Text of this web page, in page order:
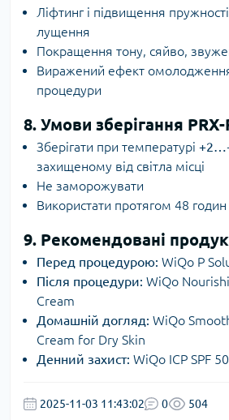
Ліфтинг і підвищення
лущення
Покращення тону, сяйво,
Виражений ефект
процедури
8. Умови зберігання PRX-
Зберігати при температурі
захищеному від світла місці
Не заморожувати
Використати протягом 48 годин
9. Рекомендовані
Перед процедурою: WiQo P
Після процедури: WiQo
Cream
Домашній догляд: WiQo
Cream for Dry Skin
Денний захист: WiQo ICP SPF
2025-11-03 11:43:02 0 504